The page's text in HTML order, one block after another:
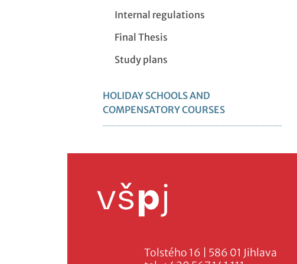
Internal regulations
Final Thesis
Study plans
HOLIDAY SCHOOLS AND
COMPENSATORY COURSES
Tolstého 16 | 586 01 Jihlava